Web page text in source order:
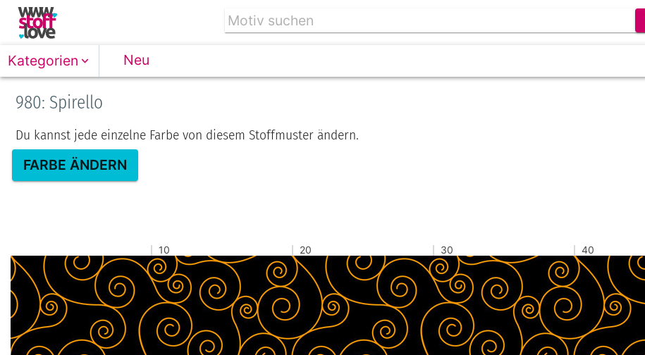
Kategorien Neu
980: Spirello
Du kannst jede einzelne Farbe von diesem Stoffmuster ändern.
FARBE ÄNDERN